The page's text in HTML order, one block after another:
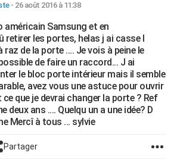
- 26 août 2016 à 11:38
américain Samsung et en
retirer les portes, helas j ai casse l
raz de la porte .... Je vois à peine le
de faire un raccord... J ai
le bloc porte intérieur mais il semble
avez vous une astuce pour ouvrir
que je devrai changer la porte ? Ref
deux ans .... Quelqu un a une idée? D
Mercî à tous ... sylvie
Partager